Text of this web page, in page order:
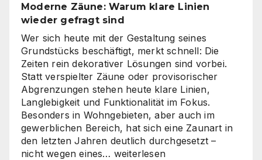
Weg
zu
skalierbarem
Video-
Content
Moderne Zäune: Warum klare Linien
wieder gefragt sind
Wer sich heute mit der Gestaltung seines
Grundstücks beschäftigt, merkt schnell: Die
Zeiten rein dekorativer Lösungen sind vorbei.
Statt verspielter Zäune oder provisorischer
Abgrenzungen stehen heute klare Linien,
Langlebigkeit und Funktionalität im Fokus.
Besonders in Wohngebieten, aber auch im
gewerblichen Bereich, hat sich eine Zaunart in
den letzten Jahren deutlich durchgesetzt –
nicht wegen eines… Moderne
weiterlesen